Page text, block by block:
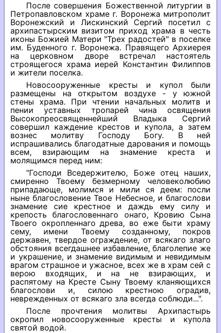
После совершения Божественной литургии в
Петропавловском храме г. Воронежа митрополит
Воронежский и Лискинский Сергий посетил с
архипастырским визитом приход храма в честь
иконы Божией Матери "Трех радостей" в поселке
им. Буденного г. Воронежа. Правящего Архиерея
на церковном дворе встречал настоятель
строящегося храма иерей Константин Филиппов
и жители поселка.
Новосооруженные кресты и купол были
размещены на открытом воздухе - у южной
стены храма. При чтении начальных молитв и
пении уставных тропарей чина освящения
Высокопреосвященнейший Владыка Сергий
совершил каждение крестов и купола, а затем
вознес молитву Господу Богу. В ней
испрашивались благодатные дарования и помощь
всем, взирающим на знамение креста и
молящимся перед ним:
"Господи Вседержителю, Боже отец наших,
смиренно Твоему безмерному человеколюбию
припадающе, молимся и мили ся деем: поcли
ныне благословение Твое Небесное, и благослови
знамение сие крестное и даждь ему силу и
крепость благословеннаго онаго, Кровию Сына
Твоего окропленнаго древа, во еже быти храму
сему, имени Твоему созданному, покров
державен, твердое ограждение, от всякаго злаго
обстояния всегдашнее избавление, благолепие же
и украшение, и знамение видимым и невидимым
врагом страшное и ужасное, всех же в храм сей с
верою входящих, и на не взирающих, и
распятому на Кресте Сыну Твоему кланяющихся
благослови и, силою крестною оградив,
неврежденных от всякаго зла всегда соблюди...".
После прочтения молитвы Архипастырь
окропил новосооруженные кресты и купола
святой водой.